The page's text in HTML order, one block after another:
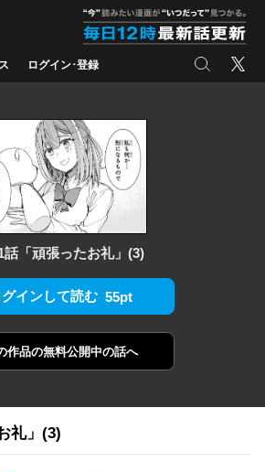
ログイン･登録 検索 X
話「頑張ったお礼」(3)
グインして読む 55pt
作品の無料公開中の話へ
礼」(3)